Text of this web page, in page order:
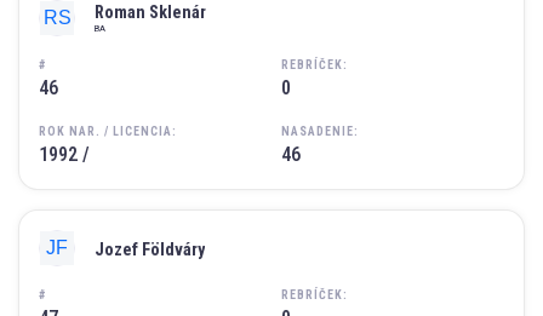
#
46
Roman Sklenár
BA
ROK NAR. / LICENCIA:
1992 /
REBRÍČEK:
0
NASADENIE:
46
#
Jozef Földváry
REBRÍČEK: